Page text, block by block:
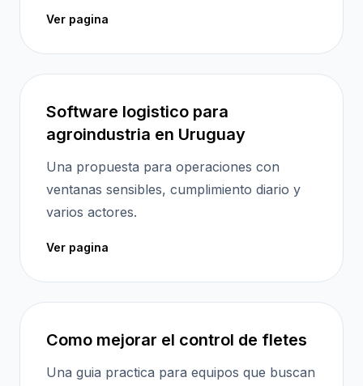
Ver pagina
Software logistico para
agroindustria en Uruguay
Una propuesta para operaciones con
ventanas sensibles, cumplimiento diario y
varios actores.
Ver pagina
Como mejorar el control de fletes
Una guia practica para equipos que buscan